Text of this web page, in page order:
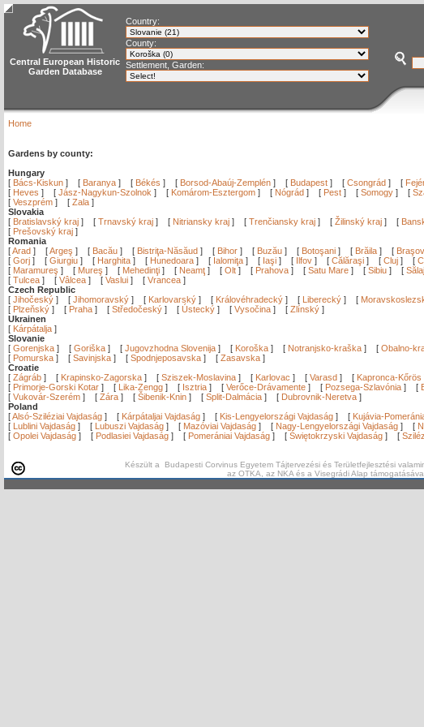
Central European Historic
Garden Database
Country:
County:
Settlement, Garden:
Home
Gardens by county:
Hungary
[ Bács-Kiskun ] [ Baranya ] [ Békés ] [ Borsod-Abaúj-Zemplén ] [ Budapest ] [ Csongrád ] [
[ Heves ] [ Jász-Nagykun-Szolnok ] [ Komárom-Esztergom ] [ Nógrád ] [ Pest ] [ Somogy ] [
[ Veszprém ] [ Zala ]
Slovakia
[ Bratislavský kraj ] [ Trnavský kraj ] [ Nitriansky kraj ] [ Trenčiansky kraj ] [ Žilinský kraj ] [
[ Prešovský kraj ]
Romania
[Arad ] [Argeş ] [ Bacău ] [ Bistriţa-Năsăud ] [ Bihor ] [ Buzău ] [ Botoşani ] [ Brăila ] [ Braşov
[ Gorj ] [ Giurgiu ] [ Harghita ] [ Hunedoara ] [ Ialomiţa ] [ Iaşi ] [ Ilfov ] [ Călăraşi ] [ Cluj ] [
[ Maramureş ] [ Mureş ] [ Mehedinţi ] [ Neamţ ] [ Olt ] [ Prahova ] [ Satu Mare ] [ Sibiu ] [ Sălaj
[ Tulcea ] [ Vâlcea ] [ Vaslui ] [ Vrancea ]
Czech Republic
[ Jihočeský ] [ Jihomoravský ] [ Karlovarský ] [ Královéhradecký ] [ Liberecký ] [
[ Plzeňský ] [ Praha ] [ Středočeský ] [ Ústecký ] [ Vysočina ] [ Zlínský ]
Ukrainen
[ Kárpátalja ]
Slovanie
[ Gorenjska ] [ Goriška ] [ Jugovzhodna Slovenija ] [ Koroška ] [ Notranjsko-kraška ] [ Obalno-
[ Pomurska ] [ Savinjska ] [ Spodnjeposavska ] [ Zasavska ]
Croatie
[ Zágráb ] [ Krapinsko-Zagorska ] [ Sziszek-Moslavina ] [ Karlovac ] [ Varasd ] [ Kapronca-Kőrös
[ Primorje-Gorski Kotar ] [ Lika-Zengg ] [ Isztria ] [ Verőce-Drávamente ] [ Pozsega-Szlavónia ] [
[ Vukovár-Szerém ] [ Zára ] [ Šibenik-Knin ] [ Split-Dalmácia ] [ Dubrovnik-Neretva ]
Poland
[Alsó-Sziléziai Vajdaság ] [ Kárpátaljai Vajdaság ] [ Kis-Lengyelországi Vajdaság ] [ Kujávia-
[ Lublini Vajdaság ] [ Lubuszi Vajdaság ] [ Mazóviai Vajdaság ] [ Nagy-Lengyelországi Vajdaság ] [
[ Opolei Vajdaság ] [ Podlasiei Vajdaság ] [ Pomerániai Vajdaság ] [ Świętokrzyski Vajdaság ] [
Készült a Budapesti Corvinus Egyetem Tájtervezési és Területfejlesztési
az OTKA, az NKA és a Visegrádi Alap